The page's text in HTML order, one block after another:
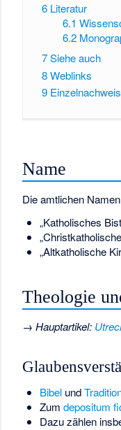
6 Literatur
6.1
6.2
7Siehe auch
8Weblinks
9
Name
Die amtlichen
„Katholisches
„Altkatholische
Theologie
→Hauptartikel:
Bibelund
Zum depositum
Dazu zählen